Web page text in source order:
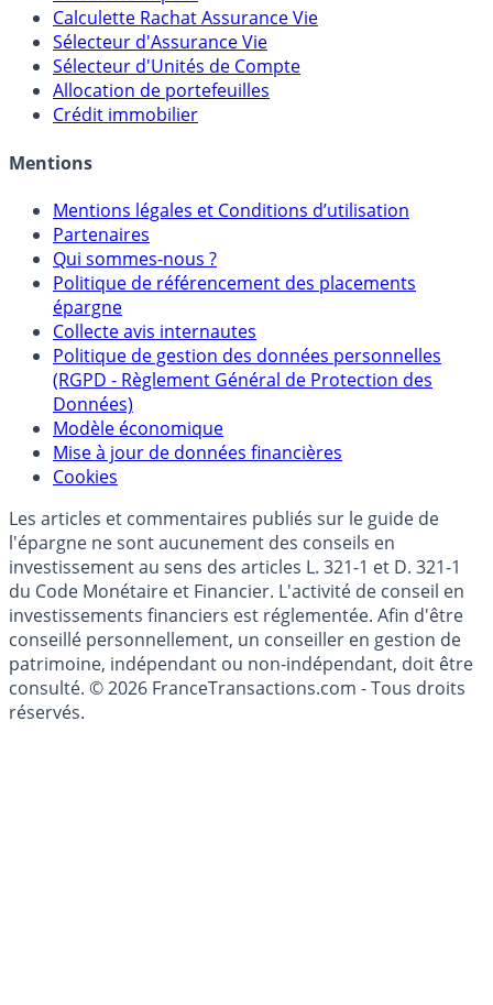
Calculateur d'intérêts
Calculette Impôts
Calculette Rachat Assurance Vie
Sélecteur d'Assurance Vie
Sélecteur d'Unités de Compte
Crédit immobilier
Mentions
Mentions légales et Conditions d’utilisation
Partenaires
Qui sommes-nous ?
Politique de référencement des placements
épargne
Collecte avis internautes
Politique de gestion des données personnelles
(RGPD - Règlement Général de Protection des
Données)
Modèle économique
Cookies
Les articles et commentaires publiés sur le guide de
l'épargne ne sont aucunement des conseils en
investissement au sens des articles L. 321-1 et D. 321-1
du Code Monétaire et Financier. L'activité de conseil en
investissements financiers est réglementée. Afin d'être
conseillé personnellement, un conseiller en gestion de
patrimoine, indépendant ou non-indépendant, doit être